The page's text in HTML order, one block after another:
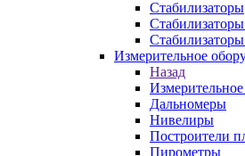
Стабилизаторы
Измерительное
Назад
Дальномеры
Нивелиры
Построители
Пирометры